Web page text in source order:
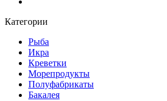
Категории
Рыба
Икра
Креветки
Морепродукты
Полуфабрикаты
Бакалея